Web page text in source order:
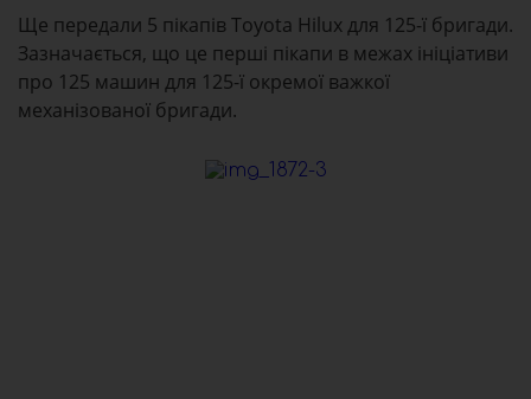
Ще передали 5 пікапів Toyota Hilux для 125-ї бригади.
Зазначається, що це перші пікапи в межах ініціативи
про 125 машин для 125-ї окремої важкої
механізованої бригади.